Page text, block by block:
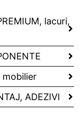
lacuri,
mobilier
ADEZIVI